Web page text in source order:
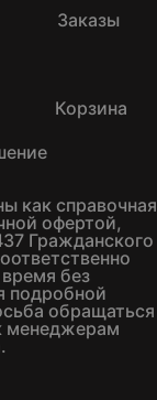
Заказы
Корзина
как справочная
офертой,
Гражданского
без
подробной
обращаться
менеджерам